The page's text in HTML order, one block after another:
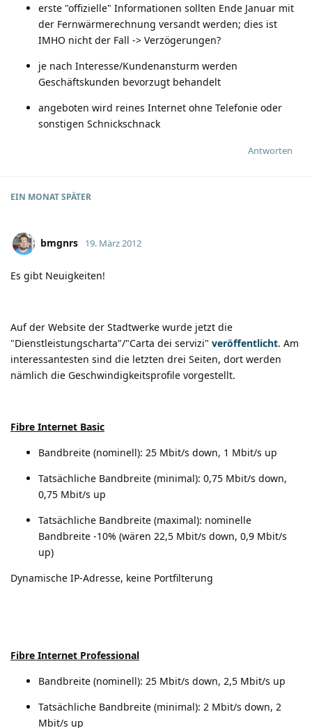
erste "offizielle" Informationen sollten Ende Januar mit
der Fernwärmerechnung versandt werden; dies ist
IMHO nicht der Fall -> Verzögerungen?
je nach Interesse/Kundenansturm werden
Geschäftskunden bevorzugt behandelt
angeboten wird reines Internet ohne Telefonie oder
sonstigen Schnickschnack
Antworten
EIN MONATSPÄTER
bmgnrs 19. März 2012
Es gibt Neuigkeiten!
Auf der Website der Stadtwerke wurde jetzt die
"Dienstleistungscharta"/"Carta dei servizi" veröffentlicht. Am
interessantesten sind die letzten drei Seiten, dort werden
nämlich die Geschwindigkeitsprofile vorgestellt.
Fibre Internet Basic
Bandbreite (nominell): 25 Mbit/s down, 1 Mbit/s up
Tatsächliche Bandbreite (minimal): 0,75 Mbit/s down,
0,75 Mbit/s up
Tatsächliche Bandbreite (maximal): nominelle
Bandbreite -10% (wären 22,5 Mbit/s down, 0,9 Mbit/s
up)
Dynamische IP-Adresse, keine Portfilterung
Fibre Internet Professional
Bandbreite (nominell): 25 Mbit/s down, 2,5 Mbit/s up
Tatsächliche Bandbreite (minimal): 2 Mbit/s down, 2
Mbit/s up